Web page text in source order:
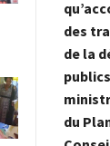
des
de la
du